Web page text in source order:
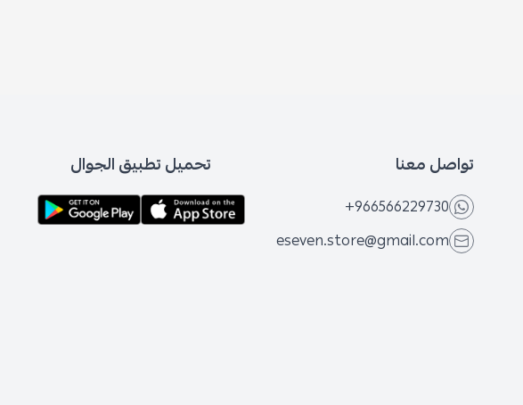
تواصل معنا
+966566229730
eseven.store@gmail.com
تحميل تطبيق الجوال